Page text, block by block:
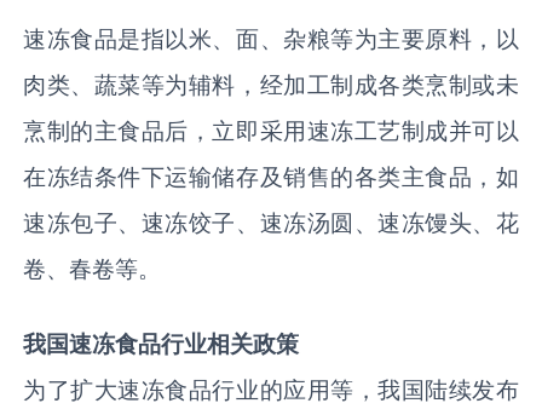
速冻食品是指以米、面、杂粮等为主要原料，以
肉类、蔬菜等为辅料，经加工制成各类烹制或未
烹制的主食品后，立即采用速冻工艺制成并可以
在冻结条件下运输储存及销售的各类主食品，如
速冻包子、速冻饺子、速冻汤圆、速冻馒头、花
卷、春卷等。
我国速冻食品行业相关政策
为了扩大速冻食品行业的应用等，我国陆续发布